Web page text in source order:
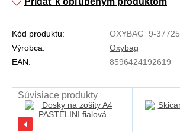
Kód produktu:
OXYBAG_9-37725
Výrobca:
Oxybag
EAN:
8596424192619
Súvisiace produkty